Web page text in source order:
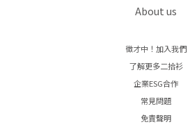
About us
徵才中！加入我們
了解更多二拾衫
企業ESG合作
常見問題
免責聲明